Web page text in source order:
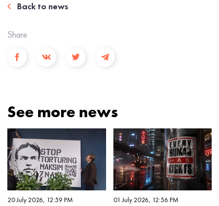
Back to news
Share
See more news
20 July 2026, 12:59 PM 01 July 2026, 12:56 PM